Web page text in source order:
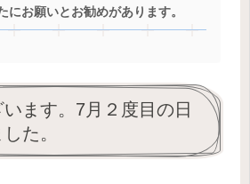
にお願いとお勧めがあります。
ます。7月２度目の日
た。